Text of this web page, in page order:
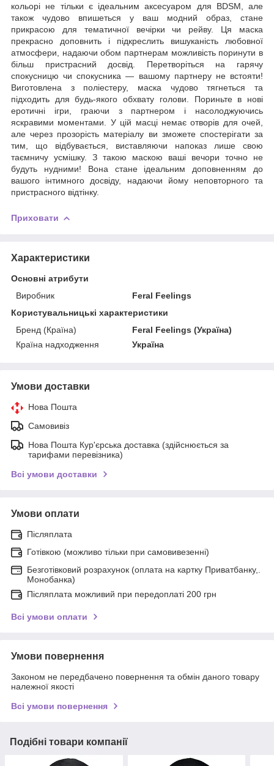
кольорі не тільки є ідеальним аксесуаром для BDSM, але
також чудово впишеться у ваш модний образ, стане
прикрасою для тематичної вечірки чи рейву. Ця маска
прекрасно доповнить і підкреслить вишуканість любовної
атмосфери, надаючи обом партнерам можливість поринути в
більш пристрасний досвід. Перетворіться на гарячу
спокусницю чи спокусника — вашому партнеру не встояти!
Виготовлена з поліестеру, маска чудово тягнеться та
підходить для будь-якого обхвату голови. Пориньте в нові
еротичні ігри, граючи з партнером і насолоджуючись
яскравими моментами. У цій масці немає отворів для очей,
але через прозорість матеріалу ви зможете спостерігати за
тим, що відбувається, виставляючи напоказ лише свою
таємничу усмішку. З такою маскою ваші вечори точно не
будуть нудними! Вона стане ідеальним доповненням до
вашого інтимного досвіду, надаючи йому неповторного та
пристрасного відтінку.
Приховати
Характеристики
Основні атрибути
Виробник
Feral Feelings
Користувальницькі характеристики
Бренд (Країна)
Feral Feelings (Україна)
Країна надходження
Україна
Умови доставки
Нова Пошта
Самовивіз
Нова Пошта Кур'єрська доставка (здійснюється за
тарифами перевізника)
Всі умови доставки
Умови оплати
Післяплата
Готівкою (можливо тільки при самовивезенні)
Безготівковий розрахунок (оплата на картку Приватбанку,.
Монобанка)
Післяплата можливий при передоплаті 200 грн
Всі умови оплати
Умови повернення
Законом не передбачено повернення та обмін даного товару
належної якості
Всі умови повернення
Подібні товари компанії